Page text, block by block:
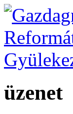
üzenet